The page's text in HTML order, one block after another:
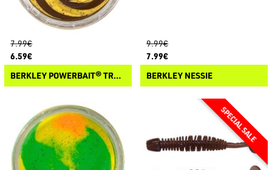
7.99€
6.59€
BERKLEY POWERBAIT® TROUT DOUGH FRUITS
9.99€
7.99€
BERKLEY NESSIE